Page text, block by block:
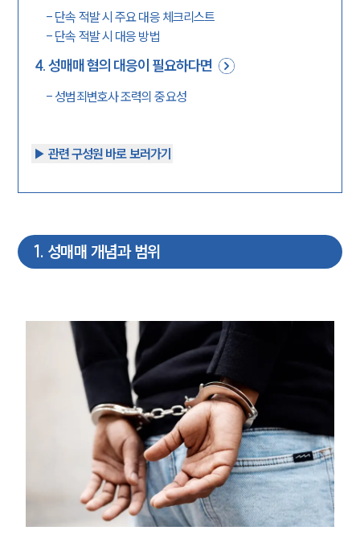
- 단속 적발 시 주요 대응 체크리스트
- 단속 적발 시 대응 방법
4.성매매 혐의 대응이 필요하다면
- 성범죄변호사 조력의 중요성
▶︎ 관련 구성원 바로 보러가기
1. 성매매 개념과 범위